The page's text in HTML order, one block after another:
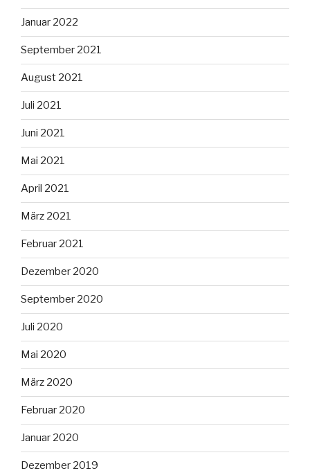
Januar 2022
September 2021
August 2021
Juli 2021
Juni 2021
Mai 2021
April 2021
März 2021
Februar 2021
Dezember 2020
September 2020
Juli 2020
Mai 2020
März 2020
Februar 2020
Januar 2020
Dezember 2019